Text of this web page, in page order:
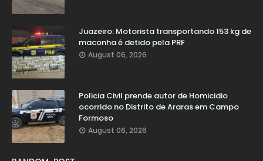
Juazeiro: Motorista transportando 153 kg de
maconha é detido pela PRF
August 06, 2026
Policia Civil prende autor de Homicidio
ocorrido no Distrito de Araras em Campo
Formoso
August 06, 2026